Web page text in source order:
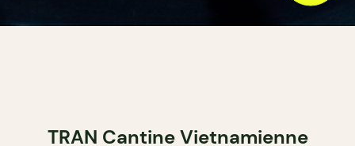
TRAN Cantine Vietnamienne